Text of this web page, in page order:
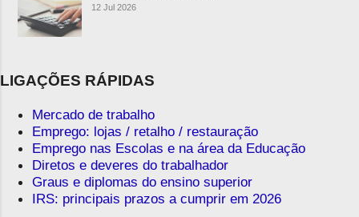
12 Jul 2026
LIGAÇÕES RÁPIDAS
Mercado de trabalho
Emprego: lojas / retalho / restauração
Emprego nas Escolas e na área da Educação
Diretos e deveres do trabalhador
Graus e diplomas do ensino superior
IRS: principais prazos a cumprir em 2026